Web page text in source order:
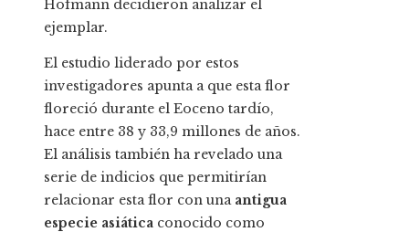
Hofmann decidieron analizar el
ejemplar.
El estudio liderado por estos
investigadores apunta a que esta flor
floreció durante el Eoceno tardío,
hace entre 38 y 33,9 millones de años.
El análisis también ha revelado una
serie de indicios que permitirían
relacionar esta flor con una antigua
especie asiática conocido como